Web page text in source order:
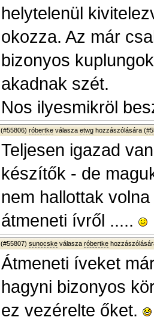
helytelenül
okozza. Az már
bizonyos
akadnak szét.
Nos ilyesmikröl
(#55806) róbertke válasza etwg hozzászólására (
Teljesen igazad
készítők - de
nem hallottak
átmeneti ívről .....
(#55807) sunocske válasza róbertke
Átmeneti íveket
hagyni bizonyos
ez vezérelte őket.